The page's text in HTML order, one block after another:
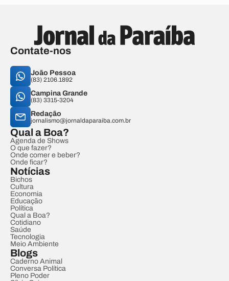
Contate-nos
João Pessoa
(83) 2106.1892
Campina Grande
(83) 3315-3204
Redação
jornalismo@jornaldaparaiba.com.br
Qual a Boa?
Agenda de Shows
O que fazer?
Onde comer e beber?
Onde ficar?
Notícias
Bichos
Cultura
Economia
Educação
Política
Qual a Boa?
Cotidiano
Saúde
Tecnologia
Meio Ambiente
Blogs
Caderno Animal
Conversa Política
Pleno Poder